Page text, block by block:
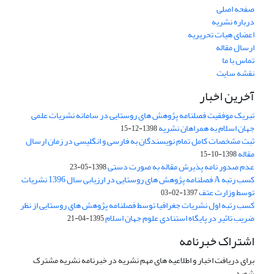
صفحه اصلی
درباره نشریه
اعضای هیات تحریریه
ارسال مقاله
تماس با ما
نقشه سایت
آخرین اخبار
تبریک موفقیت فصلنامه پژوهش های روستایی در سامانه نشریات علمی
جهان اسلام به همراهان نشریه1398-12-15
ثبت مشخصات کامل تمام نویسندگان به فارسی و انگلیسی در زمان ارسال
مقاله1398-10-15
عدم صدور نامه پذیرش مقاله به صورت دستی1398-05-23
کسب رتبه A فصلنامه پژوهش های روستایی در ارزیابی سال 1396 نشریات
توسط وزارت عتف1397-02-03
کسب رتبه اول نشریات جغرافیا توسط فصلنامه پژوهش های روستایی از نظر
ضریب تاثیر در پایگاه استنادی علوم جهان اسلام1395-04-21
اشتراک خبرنامه
برای دریافت اخبار و اطلاعیه های مهم نشریه در خبرنامه نشریه مشترک